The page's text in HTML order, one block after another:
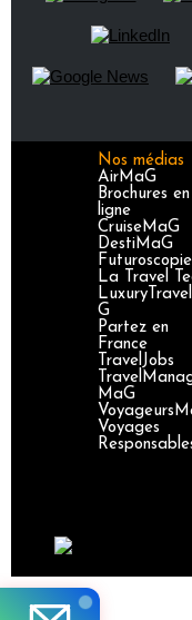
Nos médias
AirMaG
Brochures en
ligne
CruiseMaG
DestiMaG
Futuroscopie
La Travel
G
Partez en
France
TravelJobs
MaG
Voyages